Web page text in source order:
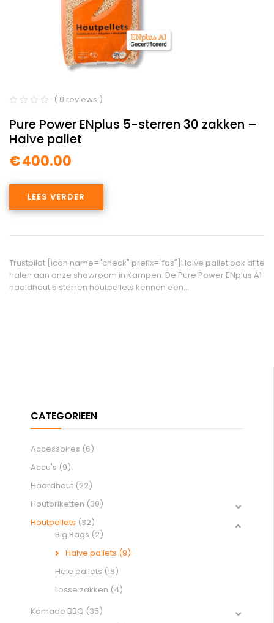
Accessoires (6)
Accu's (9)
Haardhout (22)
Houtbriketten (30)
Houtpellets (32)
Big Bags (2)
Halve pallets (9)
Hele pallets (18)
Losse zakken (4)
Kamado BBQ (35)
( 0 reviews )
Pure Power ENplus 5-sterren 30 zakken –
Halve pallet
€400.00
LEES VERDER
Trustpilot [icon name="check" prefix="fas"]Halve pallet ook af te
halen aan onze showroom in Kampen. De Pure Power ENplus A1
naaldhout 5 sterren houtpellets kennen een…